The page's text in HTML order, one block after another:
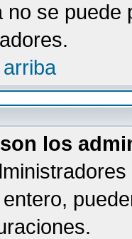
no se puede
los